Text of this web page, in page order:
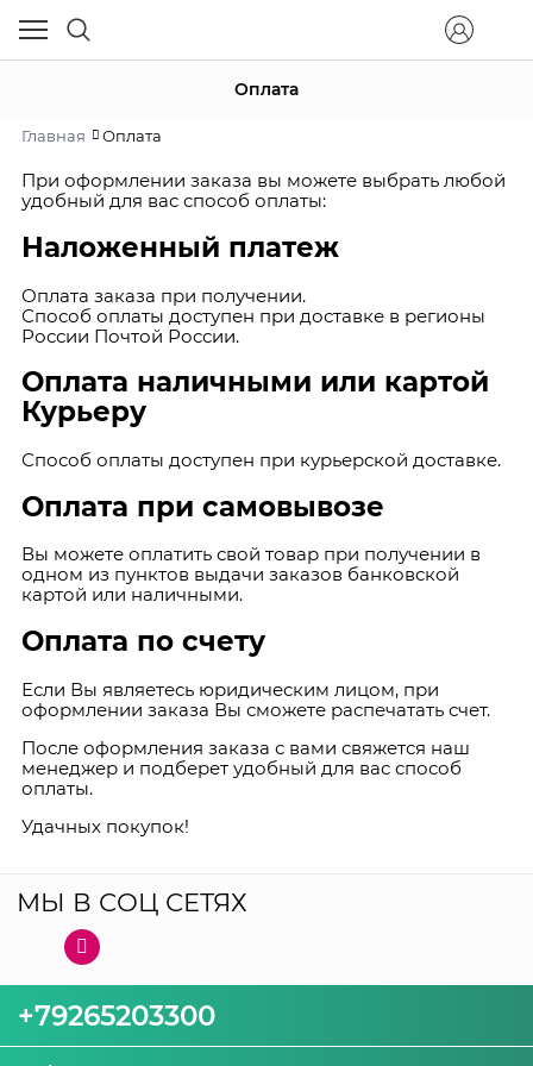
Оплата
Главная Оплата
При оформлении заказа вы можете выбрать любой
удобный для вас способ оплаты:
Наложенный платеж
Оплата заказа при получении.
Способ оплаты доступен при доставке в регионы
России Почтой России.
Оплата наличными или картой
Курьеру
Способ оплаты доступен при курьерской доставке.
Оплата при самовывозе
Вы можете оплатить свой товар при получении в
одном из пунктов выдачи заказов банковской
картой или наличными.
Оплата по счету
Если Вы являетесь юридическим лицом, при
оформлении заказа Вы сможете распечатать счет.
После оформления заказа с вами свяжется наш
менеджер и подберет удобный для вас способ
оплаты.
Удачных покупок!
МЫ В СОЦ СЕТЯХ
+79265203300